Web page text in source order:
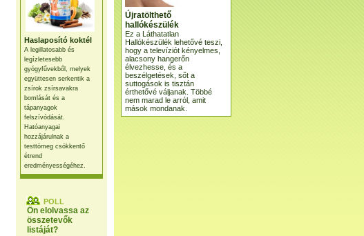
Haslaposító koktél
A legillatosabb és
legízletesebb
gyógyfűvekből, melyek
együttesen serkentik a
zsírok zsírsavakra
bomlását és a
tápanyagok
felszívódását.
Hatóanyagai
hozzájárulnak a
testtömeg csökkentő
étrend
eredményességéhez.
POLL
Ön elolvassa az
összetevők
listáját?
Újratölthető
hallókészülék
Ez a Láthatatlan
Hallókészülék lehetővé teszi,
hogy a televíziót kényelmes,
alacsony hangerőn
élvezhesse, és a
beszélgetések, sőt a
suttogások is tisztán
érthetővé váljanak. Többé
nem marad le arról, amit
mások mondanak.